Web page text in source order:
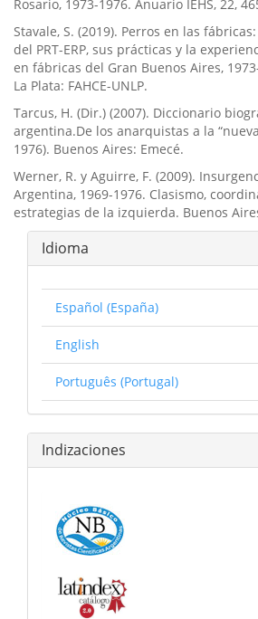
Rosario, 1973-1976. Anuario IEHS, 22,
Stavale, S. (2019). Perros en las
del PRT-ERP, sus prácticas y la
en fábricas del Gran Buenos Aires,
La Plata: FAHCE-UNLP.
Tarcus, H. (Dir.) (2007). Diccionario
argentina.De los anarquistas a la
1976). Buenos Aires: Emecé.
Werner, R. y Aguirre, F. (2009).
Argentina, 1969-1976. Clasismo,
estrategias de la izquierda. Buenos
Idioma
Español (España)
English
Português (Portugal)
Indizaciones